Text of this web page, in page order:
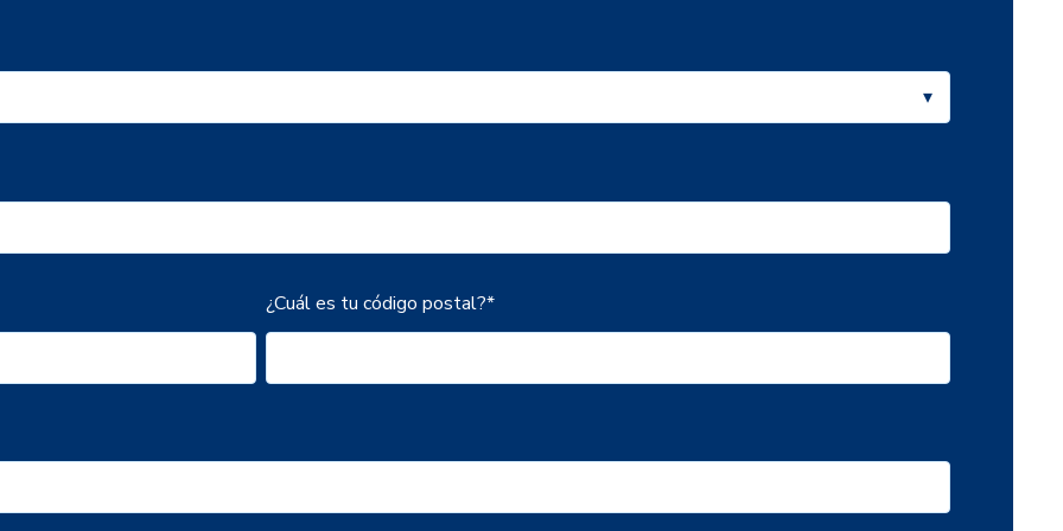
¿Cuál es tu código postal?*